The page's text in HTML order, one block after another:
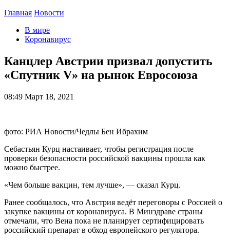
Главная Новости
В мире
Коронавирус
Канцлер Австрии призвал допустить
«Спутник V» на рынок Евросоюза
08:49 Март 18, 2021
фото: РИА Новости/Чедлы Бен Ибрахим
Себастьян Курц настаивает, чтобы регистрация после
проверки безопасности российской вакцины прошла как
можно быстрее.
«Чем больше вакцин, тем лучше», — сказал Курц.
Ранее сообщалось, что Австрия ведёт переговоры с Россией о
закупке вакцины от коронавируса. В Минздраве страны
отмечали, что Вена пока не планирует сертифицировать
российский препарат в обход европейского регулятора.